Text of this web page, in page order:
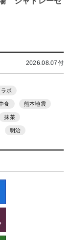
2026.08.07付
ラボ
食 熊本地震
抹茶
明治